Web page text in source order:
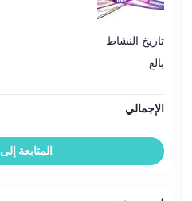
تاريخ النشاط
بالغ
الإجمالي
المتابعة